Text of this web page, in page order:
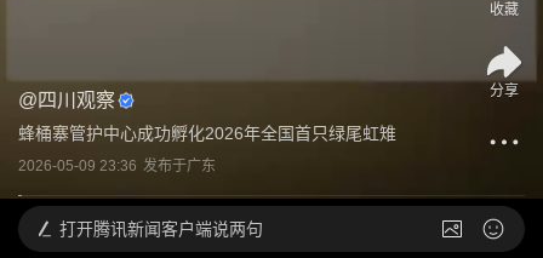
@四川观察
蜂桶寨管护中心成功孵化2026年全国首只绿尾虹雉
2026-05-09 23:36 发布于广东
收藏
分享
打开腾讯新闻客户端说两句